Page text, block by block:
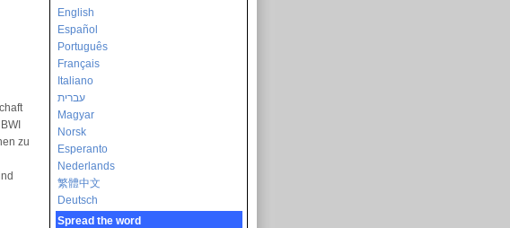
zu
English
Español
Português
Français
Italiano
עברית
Magyar
Norsk
Esperanto
Nederlands
繁體中文
Deutsch
Spread the word